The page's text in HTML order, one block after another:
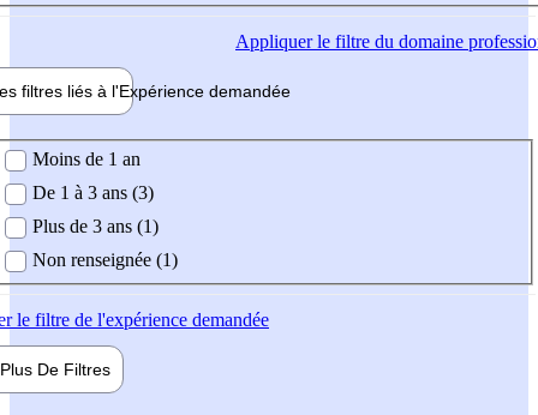
Appliquerle filtre du domaine
filtres liés à l'Expérience demandée
demandée
Moins de 1 an
De 1 à 3 ans (3)
Plus de 3 ans (1)
Non renseignée (1)
le filtre de l'expérience demandée
Plus De Filtres